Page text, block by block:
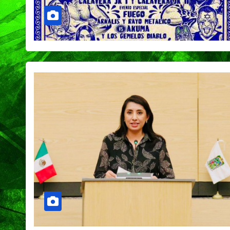
PORTADA TENDENCIA VIDA │ ESTILO